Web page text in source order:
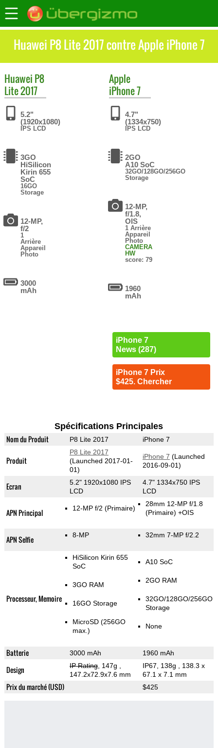
Huawei P8 Lite 2017 contre Apple iPhone 7
Huawei P8
Lite 2017
5.2"
(1920x1080)
IPS LCD
3GO
HiSilicon
Kirin 655
SoC
16GO
Storage
12-MP,
f/2
1
Arrière
Appareil
Photo
3000
mAh
Apple
iPhone 7
4.7"
(1334x750)
IPS LCD
2GO
A10 SoC
32GO/128GO/256GO
Storage
12-MP,
f/1.8,
OIS
1 Arrière
Appareil
Photo
CAMERA
HW
score: 79
1960
mAh
iPhone 7
News (287)
iPhone 7 Prix
$425. Chercher
Spécifications Principales
Nom du Produit P8 Lite 2017 iPhone 7
Produit
P8 Lite 2017
(Launched 2017-01-
01)
iPhone 7 (Launched
2016-09-01)
Ecran
5.2" 1920x1080 IPS
LCD
4.7" 1334x750 IPS
LCD
APN Principal 12-MP f/2 (Primaire)
28mm 12-MP f/1.8
(Primaire) +OIS
APN Selfie 8-MP 32mm 7-MP f/2.2
Processeur, Memoire
HiSilicon Kirin 655
SoC
3GO RAM
16GO Storage
MicroSD (256GO
max.)
A10 SoC
2GO RAM
32GO/128GO/256GO
Storage
None
Batterie 3000 mAh 1960 mAh
Design IP Rating, 147g
147.2x72.9x7.6 mm
IP67, 138g
, 138.3 x
67.1 x 7.1 mm
Prix du marché (USD) $425